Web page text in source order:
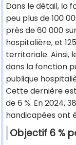
Dans le détail, la
peu plus de 100
près de 60 000
hospitalière, et
territoriale. Ainsi,
dans la fonction
publique
Cette dernière
de 6 %. En 2024,
handicapées ont
Objectif 6 %